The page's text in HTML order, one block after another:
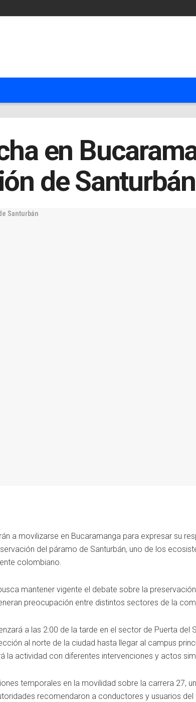
en
de Santurbán
a movilizarse en Bucaramanga para expresar su
del páramo de Santurbán, uno de los
colombiano.
mantener vigente el debate sobre la
preocupación entre distintos sectores de la
a las 2:00 de la tarde en el sector de Puerta del
al norte de la ciudad hasta llegar al campus
la actividad con diferentes intervenciones y actos
temporales en la movilidad sobre la carrera 27,
recomendaron a conductores y usuarios del